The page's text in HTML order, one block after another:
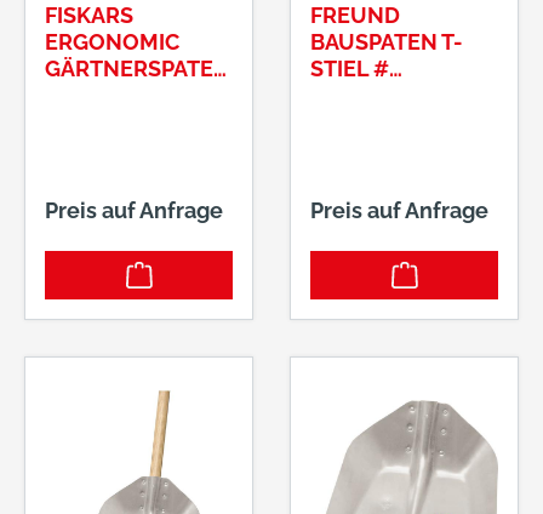
FISKARS
ERGONOMIC
GÄRTNERSPATEN
Preis auf Anfrage
FREUND
BAUSPATEN T-
STIEL #
Preis auf Anfrage